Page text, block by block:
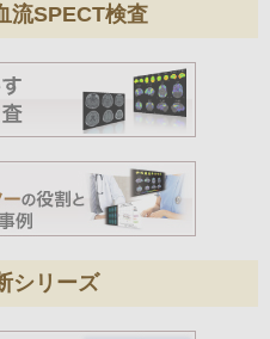
流SPECT検査
シリーズ